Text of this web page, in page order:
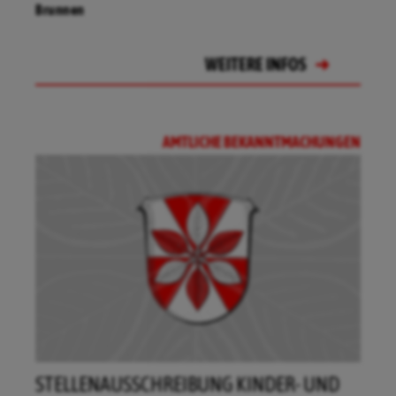
Brunnen
WEITERE INFOS
AMTLICHE BEKANNTMACHUNGEN
STELLENAUSSCHREIBUNG KINDER- UND
22.08.2026 Feuerwehrhaus in Ransbach
WEITERE INFOS
WEITERE INFOS